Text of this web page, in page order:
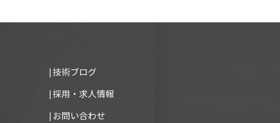
|技術ブログ
|採用・求人情報
|お問い合わせ